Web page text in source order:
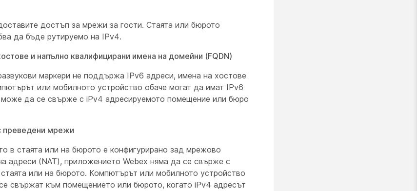
достъп за мрежи за гости. Стаята или бюрото
да бъде рутируемо на IPv4.
и напълно квалифицирани имена на домейни (FQDN)
маркери не поддържа IPv6 адреси, имена на хостове
или мобилното устройство обаче могат да имат IPv6
може да се свърже с iPv4 адресируемото помещение или бюро
мрежи
в стаята или на бюрото е конфигурирано зад мрежово
адреси (NAT), приложението Webex няма да се свърже с
или на бюрото. Компютърът или мобилното устройство
свържат към помещението или бюрото, когато iPv4 адресът